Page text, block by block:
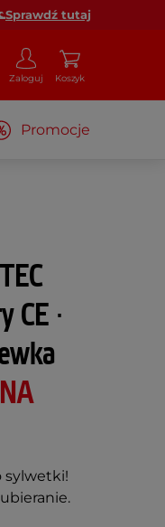
Sprawdź tutaj
Zaloguj Koszyk
Promocje
∙
sylwetki!